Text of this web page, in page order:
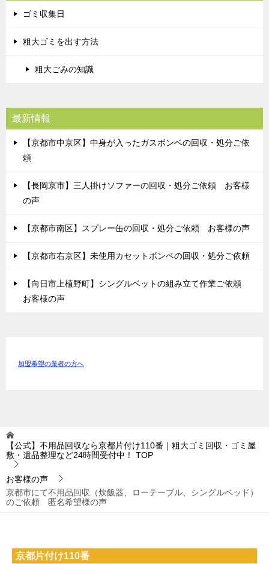
ゴミ収集日
粗大ゴミを出す方法
粗大ごみの知識
最新情報
【京都市中京区】中身が入ったガスボンベの回収・処分ご依
頼
【長岡京市】三人掛けソファーの回収・処分ご依頼 お客様
の声
【京都市南区】スプレー缶の回収・処分ご依頼 お客様の声
【京都市右京区】未使用カセットボンベの回収・処分ご依頼
【向日市上植野町】シングルベットの組み立て作業ご依頼
お客様の声
加盟希望の業者の方へ
【公式】不用品回収なら京都片付け110番｜粗大ゴミ回収・ゴミ屋
敷・遺品整理など24時間受付中！
TOP
お客様の声
京都市にて不用品回収（炊飯器、ローテーブル、シングルベッド）
のご依頼 匿名希望様の声
京都片付け110番